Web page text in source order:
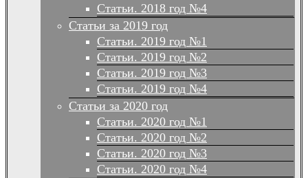
Статьи. 2018 год №4
Статьи за 2019 год
Статьи. 2019 год №1
Статьи. 2019 год №2
Статьи. 2019 год №3
Статьи. 2019 год №4
Статьи за 2020 год
Статьи. 2020 год №1
Статьи. 2020 год №2
Статьи. 2020 год №3
Статьи. 2020 год №4